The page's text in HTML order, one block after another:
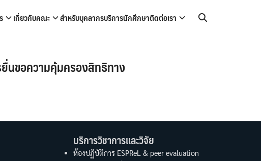
เกี่ยวกับคณะ สำหรับบุคลากรบริการนักศึกษาติดต่อเรา
นขอความคุ้มครองสิทธิทาง
บริการวิชาการและวิจัย
ห้องปฏิบัติการ ESPReL & peer evaluation